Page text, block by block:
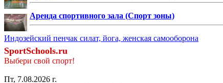
Аренда спортивного зала (Спорт зоны)
Индозейский пенчак силат, йога, женская самооборона
SportSchools.ru
Выбери свой спорт!
Пт, 7.08.2026 г.